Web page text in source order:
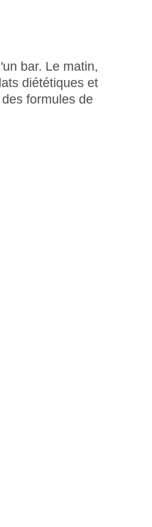
bar. Le matin,
diététiques et
formules de